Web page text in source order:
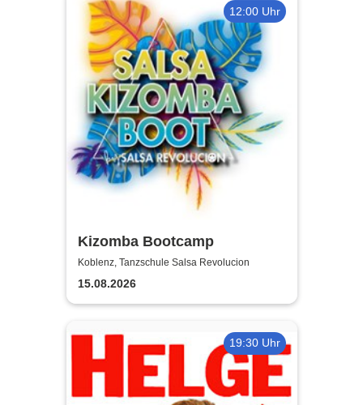
12:00 Uhr
Kizomba Bootcamp
Koblenz, Tanzschule Salsa Revolucion
15.08.2026
19:30 Uhr